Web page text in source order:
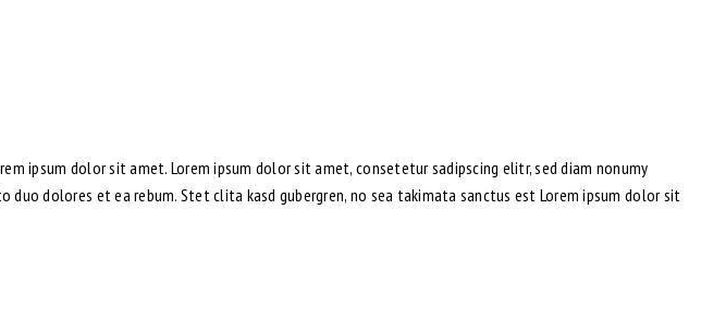
ipsum dolor sit amet. Lorem ipsum dolor sit amet, consetetur sadipscing elitr, sed diam nonumy
dolores et ea rebum. Stet clita kasd gubergren, no sea takimata sanctus est Lorem ipsum dolor sit